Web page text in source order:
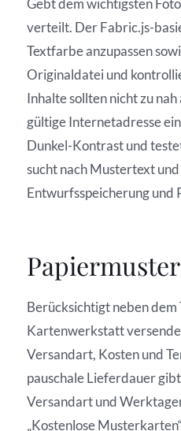
Gebt dem wichtigsten
verteilt. Der Fabric.js-
Textfarbe anzupassen
Originaldatei und
Inhalte sollten nicht zu
gültige Internetadresse
Dunkel-Kontrast und
sucht nach Mustertext
Entwurfsspeicherung und
Berücksichtigt neben
Kartenwerkstatt
Versandart, Kosten und
pauschale Lieferdauer
Versandart und
„Kostenlose